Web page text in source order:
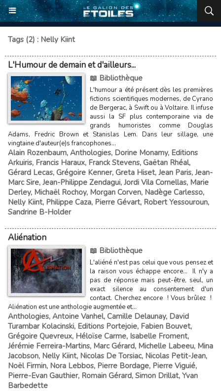
Tags (2) : Nelly Kiint
L'Humour de demain et d'ailleurs...
📖 Bibliothèque
L'humour a été présent dès les premières
fictions scientifiques modernes, de Cyrano
de Bergerac, à Swift ou à Voltaire. Il infuse
aussi la SF plus contemporaine via de
grands humoristes comme Douglas
Adams, Fredric Brown et Stanislas Lem. Dans leur sillage, une
vingtaine d'auteur(e)s francophones...
Alain Rozenbaum, Anthologies, Dorine Monamy, Editions
Arkuiris, Francis Haraux, Franck Stevens, Gaëtan Rhéal,
Gérard Lecas, Grégoire Kenner, Greta Hiset, Jean Paris, Jean-
Marc Sire, Jean-Philippe Zendagui, Jordi Vila Cornellas, Marie
Derley, Michaël Rochoy, Morgan Corven, Nadège Carlesso,
Nelly Kiint, Philippe Caza, Pierre Gévart, Robert Yessouroun,
Sandrine B-Holder
Aliénation
📖 Bibliothèque
L'aliéné n'est pas celui que vous pensez et
la raison vous échappe encore... Il n'y a
pas de réponse mais peut-être, seul, un
exact silence au consentement d'un
contact. Cherchez encore ! Vous brûlez !
Aliénation est une anthologie augmentée et...
Anthologies, Antoine Vanhel, Camille Delaunay, David
Turambar Kolacinski, Editions Portejoie, Fabien Bouvet,
Grégoire Quevreux, Héloïse Carme, Isabelle Froment,
Jérémie Ferreira-Martins, Marc Gérard, Michelle Labeeu, Mina
Jacobson, Nelly Kiint, Nicolas De Torsiac, Nicolas Petit-Jean,
Noël Firmin, Nora Lebbos, Pierre Bordage, Pierre Viguié,
Pierre-Evan Gauthier, Romain Gérard, Simon Drillat, Yvan
Barbedette